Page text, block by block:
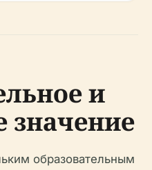
и
значение
образовательным